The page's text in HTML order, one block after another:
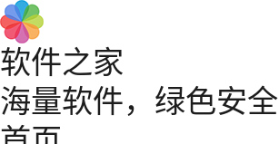
软件之家
海量软件，绿色安全